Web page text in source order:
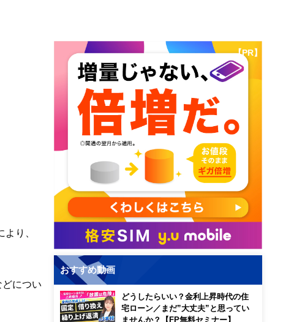
り、
につい
【PR】
おすすめ動画
どうしたらいい？金利上昇時代の住
宅ローン／まだ”大丈夫”と思ってい
ませんか？【FP無料セミナー】